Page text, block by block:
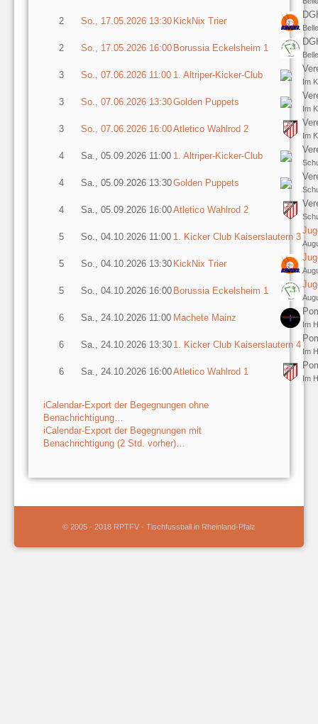
2 So., 17.05.2026 13:30 KickNix Trier
2 So., 17.05.2026 16:00 Borussia Eckelsheim 1
3 So., 07.06.2026 11:00 1. Altriper-Kicker-Club
Im
3 So., 07.06.2026 13:30Golden Puppets
Im
3 So., 07.06.2026 16:00Atletico Wahlrod 2
Im
4 Sa., 05.09.2026 11:00 1. Altriper-Kicker-Club
4 Sa., 05.09.2026 13:30Golden Puppets
4 Sa., 05.09.2026 16:00Atletico Wahlrod 2
5 So., 04.10.2026 11:00 1. Kicker Club Kaiserslautern 3
5 So., 04.10.2026 13:30 KickNix Trier
5 So., 04.10.2026 16:00 Borussia Eckelsheim 1
6 Sa., 24.10.2026 11:00 Machete Mainz
Im
6 Sa., 24.10.2026 13:30 1. Kicker Club Kaiserslautern 4
Im
6 Sa., 24.10.2026 16:00Atletico Wahlrod 1
Im
iCalendar-Export der Begegnungen ohne
Benachrichtigung…
iCalendar-Export der Begegnungen mit
Benachrichtigung (2 Std. vorher)…
© 2005 - 2018 RPTFV - Tischfussball in Rheinland-Pfalz